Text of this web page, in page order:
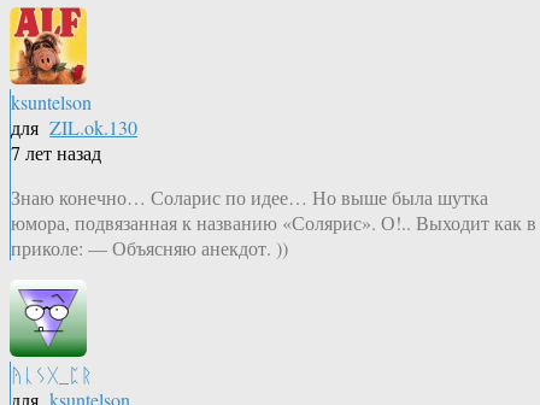
ksuntelson
для ZIL.ok.130
7 лет назад
Знаю конечно… Соларис по идее… Но выше была шутка
юмора, подвязанная к названию «Солярис». О!.. Выходит как в
приколе: — Объясняю анекдот. ))
ᚤᚳᛊᚷ_ᛈᚱ